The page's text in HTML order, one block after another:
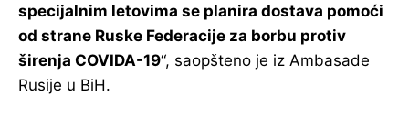
specijalnim letovima se planira dostava pomoći
od strane Ruske Federacije za borbu protiv
širenja COVIDA-19“, saopšteno je iz Ambasade
Rusije u BiH.